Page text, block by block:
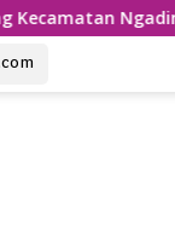
Ngadirojo